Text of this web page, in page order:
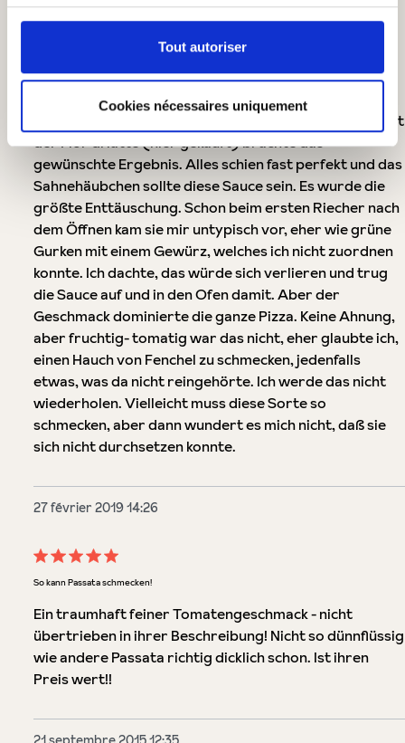
Tout autoriser
Cookies nécessaires uniquement
nie gedacht, daß es so wichtig ist. Ich habe einen
Pizzaschaufel habe ich mit dem Schwingschleifer den
optimalen Winkel verpasst. Ich habe mehrere Sorten
Mozzarella probiert, vom geriebenen aus dem
Pimpelmarkt bis zum schwimmenden Buffala. Aber erst
der Fior di latte (hier gekauft) brachte das
gewünschte Ergebnis. Alles schien fast perfekt und das
Sahnehäubchen sollte diese Sauce sein. Es wurde die
größte Enttäuschung. Schon beim ersten Riecher nach
dem Öffnen kam sie mir untypisch vor, eher wie grüne
Gurken mit einem Gewürz, welches ich nicht zuordnen
konnte. Ich dachte, das würde sich verlieren und trug
die Sauce auf und in den Ofen damit. Aber der
Geschmack dominierte die ganze Pizza. Keine Ahnung,
aber fruchtig- tomatig war das nicht, eher glaubte ich,
einen Hauch von Fenchel zu schmecken, jedenfalls
etwas, was da nicht reingehörte. Ich werde das nicht
wiederholen. Vielleicht muss diese Sorte so
schmecken, aber dann wundert es mich nicht, daß sie
sich nicht durchsetzen konnte.
27 février 2019 14:26
Évaluation avec une note de 5 sur 5 étoiles
So kann Passata schmecken!
Ein traumhaft feiner Tomatengeschmack - nicht
übertrieben in ihrer Beschreibung! Nicht so dünnflüssig
wie andere Passata richtig dicklich schon. Ist ihren
Preis wert!!